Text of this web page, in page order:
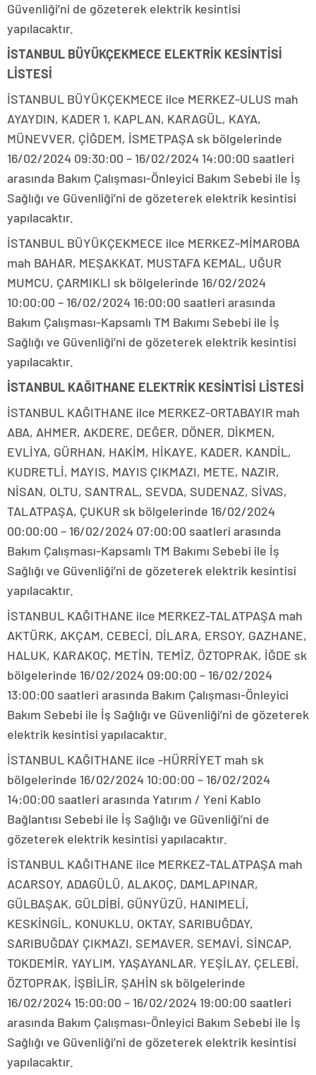
Güvenliği’ni de gözeterek elektrik kesintisi
yapılacaktır.
İSTANBUL BÜYÜKÇEKMECE ELEKTRİK KESİNTİSİ
LİSTESİ
İSTANBUL BÜYÜKÇEKMECE ilce MERKEZ-ULUS mah
AYAYDIN, KADER 1, KAPLAN, KARAGÜL, KAYA,
MÜNEVVER, ÇİĞDEM, İSMETPAŞA sk bölgelerinde
16/02/2024 09:30:00 – 16/02/2024 14:00:00 saatleri
arasında Bakım Çalışması-Önleyici Bakım Sebebi ile İş
Sağlığı ve Güvenliği’ni de gözeterek elektrik kesintisi
yapılacaktır.
İSTANBUL BÜYÜKÇEKMECE ilce MERKEZ-MİMAROBA
mah BAHAR, MEŞAKKAT, MUSTAFA KEMAL, UĞUR
MUMCU, ÇARMIKLI sk bölgelerinde 16/02/2024
10:00:00 – 16/02/2024 16:00:00 saatleri arasında
Bakım Çalışması-Kapsamlı TM Bakımı Sebebi ile İş
Sağlığı ve Güvenliği’ni de gözeterek elektrik kesintisi
yapılacaktır.
İSTANBUL KAĞITHANE ELEKTRİK KESİNTİSİ LİSTESİ
İSTANBUL KAĞITHANE ilce MERKEZ-ORTABAYIR mah
ABA, AHMER, AKDERE, DEĞER, DÖNER, DİKMEN,
EVLİYA, GÜRHAN, HAKİM, HİKAYE, KADER, KANDİL,
KUDRETLİ, MAYIS, MAYIS ÇIKMAZI, METE, NAZIR,
NİSAN, OLTU, SANTRAL, SEVDA, SUDENAZ, SİVAS,
TALATPAŞA, ÇUKUR sk bölgelerinde 16/02/2024
00:00:00 – 16/02/2024 07:00:00 saatleri arasında
Bakım Çalışması-Kapsamlı TM Bakımı Sebebi ile İş
Sağlığı ve Güvenliği’ni de gözeterek elektrik kesintisi
yapılacaktır.
İSTANBUL KAĞITHANE ilce MERKEZ-TALATPAŞA mah
AKTÜRK, AKÇAM, CEBECİ, DİLARA, ERSOY, GAZHANE,
HALUK, KARAKOÇ, METİN, TEMİZ, ÖZTOPRAK, İĞDE sk
bölgelerinde 16/02/2024 09:00:00 – 16/02/2024
13:00:00 saatleri arasında Bakım Çalışması-Önleyici
Bakım Sebebi ile İş Sağlığı ve Güvenliği’ni de gözeterek
elektrik kesintisi yapılacaktır.
İSTANBUL KAĞITHANE ilce -HÜRRİYET mah sk
bölgelerinde 16/02/2024 10:00:00 – 16/02/2024
14:00:00 saatleri arasında Yatırım / Yeni Kablo
Bağlantısı Sebebi ile İş Sağlığı ve Güvenliği’ni de
gözeterek elektrik kesintisi yapılacaktır.
İSTANBUL KAĞITHANE ilce MERKEZ-TALATPAŞA mah
ACARSOY, ADAGÜLÜ, ALAKOÇ, DAMLAPINAR,
GÜLBAŞAK, GÜLDİBİ, GÜNYÜZÜ, HANIMELİ,
KESKİNGİL, KONUKLU, OKTAY, SARIBUĞDAY,
SARIBUĞDAY ÇIKMAZI, SEMAVER, SEMAVİ, SİNCAP,
TOKDEMİR, YAYLIM, YAŞAYANLAR, YEŞİLAY, ÇELEBİ,
ÖZTOPRAK, İŞBİLİR, ŞAHİN sk bölgelerinde
16/02/2024 15:00:00 – 16/02/2024 19:00:00 saatleri
arasında Bakım Çalışması-Önleyici Bakım Sebebi ile İş
Sağlığı ve Güvenliği’ni de gözeterek elektrik kesintisi
yapılacaktır.